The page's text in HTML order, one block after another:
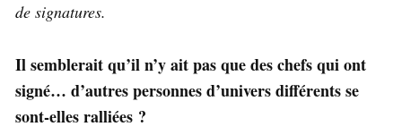
de signatures.
Il semblerait qu’il n’y ait pas que des chefs qui ont
signé… d’autres personnes d’univers différents se
sont-elles ralliées ?